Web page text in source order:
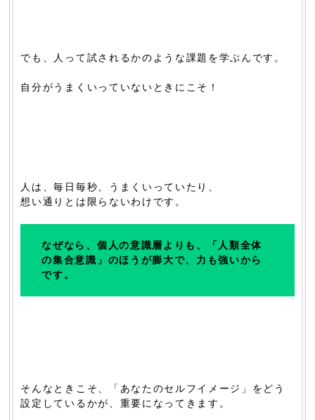
でも、人って試されるかのような課題を学ぶんです。
自分がうまくいっていないときにこそ！
人は、毎日毎秒、うまくいっていたり、
想い通りとは限らないわけです。
なぜなら、個人の意識層よりも、「人類全体
の集合意識」のほうが膨大で、力も強いから
です。
そんなときこそ、「あなたのセルフイメージ」をどう
設定しているかが、重要になってきます。